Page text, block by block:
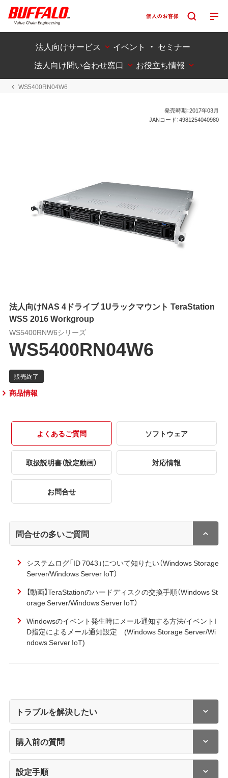
法人向けサービス
イベント ・ セミナー
法人向け問い合わせ窓口
お役立ち情報
WS5400RN04W6
発売時期：2017年03月
JANコード：4981254040980
法人向けNAS 4ドライブ 1Uラックマウント TeraStation
WSS 2016 Workgroup
WS5400RNW6シリーズ
WS5400RN04W6
商品情報
よくあるご質問 ソフトウェア
取扱説明書（設定動画） 対応情報
お問合せ
問合せの多いご質問
システムログ「ID 7043」について知りたい（Windows Storage
Server/Windows Server IoT）
【動画】TeraStationのハードディスクの交換手順（Windows St
orage Server/Windows Server IoT）
Windowsのイベント発生時にメール通知する方法/イベントI
D指定によるメール通知設定 (Windows Storage Server/Wi
ndows Server IoT)
トラブルを解決したい
購入前の質問
設定手順